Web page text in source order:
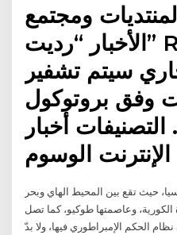
ومجتمع
الأخبار “رديت” Reddit أنه،
سيتم تشفير
وفق بروتوكول
أخبار
حيث تقع بين المحيط الهاي وبحر
وعاصمتها طوكيو، كما تصل
2 ، ويسود نظام الحكم الإمبراطوري فيها، ولا بدّ